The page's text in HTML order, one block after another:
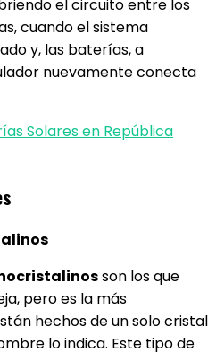
el circuito entre los
cuando el sistema
y, las baterías, a
nuevamente conecta
Solares en República
son los que
pero es la más
hechos de un solo cristal
lo indica. Este tipo de